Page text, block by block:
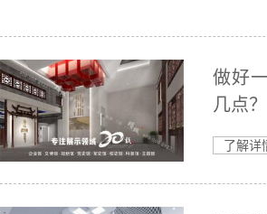
做好
几点？
了解详